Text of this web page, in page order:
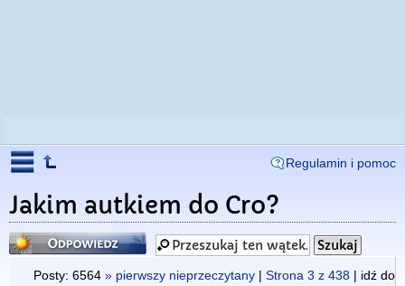
Regulamin i pomoc
Jakim autkiem do Cro?
Odpowiedz
Posty: 6564 » pierwszy nieprzeczytany | Strona 3 z 438 | idź do